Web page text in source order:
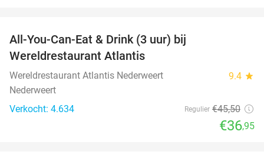
All-You-Can-Eat & Drink (3 uur) bij
Wereldrestaurant Atlantis
Wereldrestaurant Atlantis Nederweert 9.4 star
Nederweert
Verkocht: 4.634
Regulier €45,50
€36,95